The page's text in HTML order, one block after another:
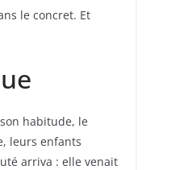
le concret. Et
habitude, le
leurs enfants
arriva : elle venait